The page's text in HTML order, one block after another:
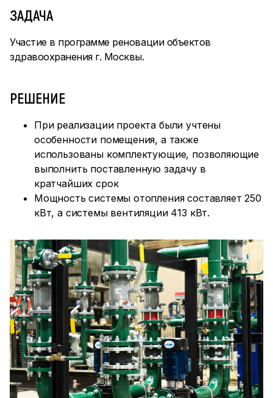
ЗАДАЧА
Участие в программе реновации объектов
здравоохранения г. Москвы.
РЕШЕНИЕ
При реализации проекта были учтены
особенности помещения, а также
использованы комплектующие, позволяющие
выполнить поставленную задачу в
кратчайших срок
Мощность системы отопления составляет 250
кВт, а системы вентиляции 413 кВт.